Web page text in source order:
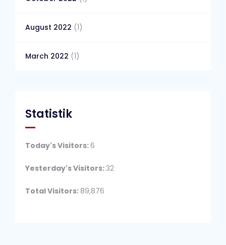
August 2022 (1)
March 2022 (1)
Statistik
Today's Visitors:6
Yesterday's Visitors:32
Total Visitors: 89,876